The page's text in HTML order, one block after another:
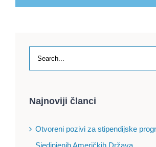
Search
for:
Najnoviji članci
Otvoreni pozivi za stipendijske
Sjedinjenih Američkih Država